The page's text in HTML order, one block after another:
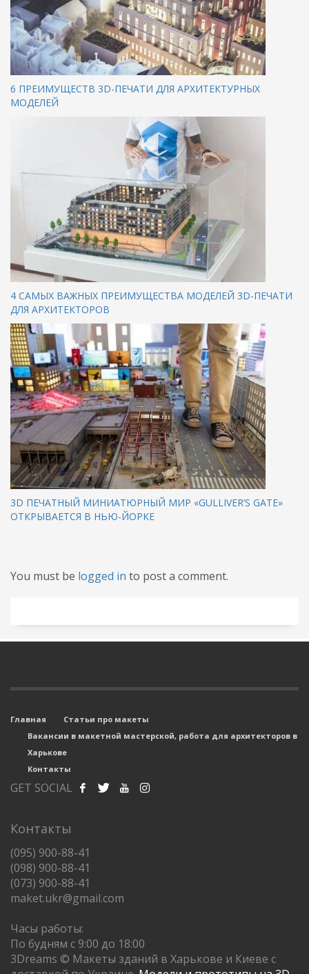
6 ПРЕИМУЩЕСТВ 3D-ПЕЧАТИ ДЛЯ АРХИТЕКТУРНЫХ
МОДЕЛЕЙ
4 САМЫХ ВАЖНЫХ ПРЕИМУЩЕСТВА МОДЕЛЕЙ 3D-ПЕЧАТИ
ДЛЯ АРХИТЕКТОРОВ
3D ПЕЧАТНЫЙ МИНИАТЮРНЫЙ МИР «GULLIVER’S GATE»
ОТКРЫВАЕТСЯ В НЬЮ-ЙОРКЕ
You must be logged in to post a comment.
Главная
Статьи про макеты
Вакансии в макетной мастерской, работа для архитекторов в
Харькове
Контакты
GET SOCIAL
Контакты
(095) 900-88-41
(098) 900-88-41
(073) 900-88-41
maket.ukr@gmail.com
Часы работы:
По будням с 9:00 до 18:00
3Dreams © Макеты зданий в Харькове и Киеве с